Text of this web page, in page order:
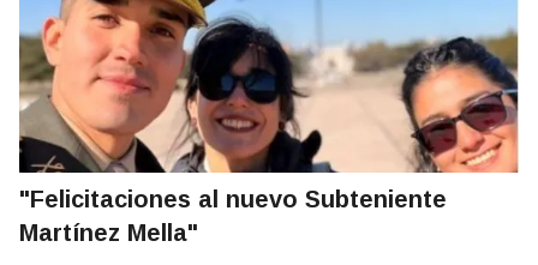
"Felicitaciones al nuevo Subteniente
Martínez Mella"